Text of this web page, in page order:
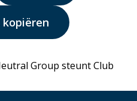
kopiëren
Group steunt Club